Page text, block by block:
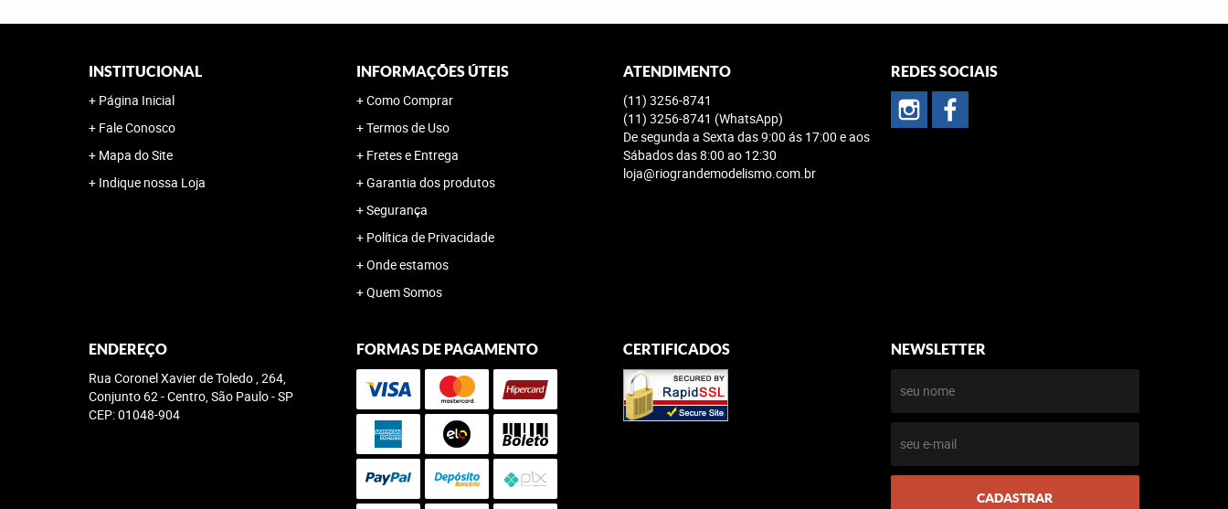
INSTITUCIONAL
Página Inicial
Fale Conosco
Mapa do Site
Indique nossa Loja
INFORMAÇÕES ÚTEIS
Como Comprar
Termos de Uso
Fretes e Entrega
Garantia dos produtos
Segurança
Política de Privacidade
Onde estamos
Quem Somos
ATENDIMENTO
(11) 3256-8741
(11) 3256-8741 (WhatsApp)
De segunda a Sexta das 9:00 ás 17:00 e aos
Sábados das 8:00 ao 12:30
loja@riograndemodelismo.com.br
REDES SOCIAIS
ENDEREÇO
Rua Coronel Xavier de Toledo , 264,
Conjunto 62-Centro, São Paulo-SP
CEP: 01048-904
FORMAS DE PAGAMENTO CERTIFICADOS NEWSLETTER
CADASTRAR